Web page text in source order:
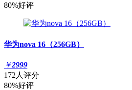
80%好评
华为nova 16（256GB）
￥2999
172人评分
80%好评